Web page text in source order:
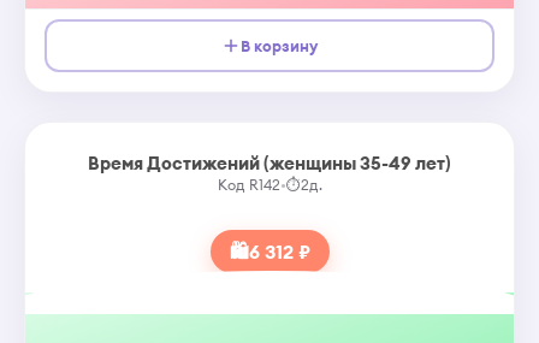
В корзину
Время Достижений (женщины 35-49 лет)
Код R142•⏱2д.
🛍6 312 ₽